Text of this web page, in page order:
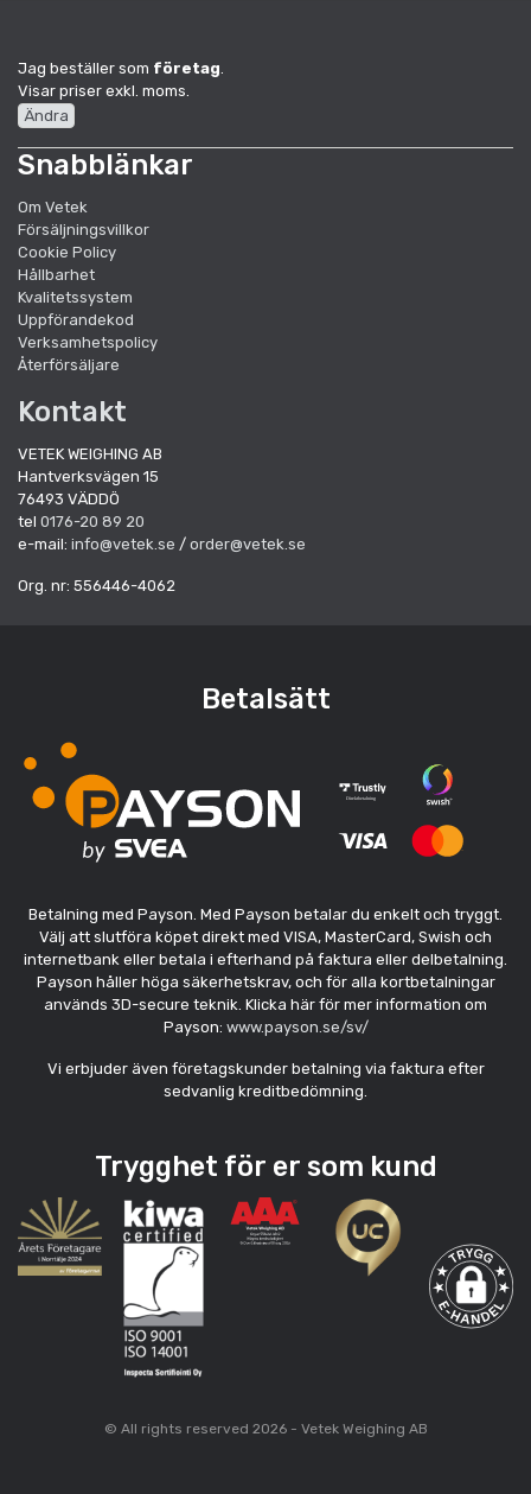
Jag beställer som företag.
Visar priser exkl. moms.
Ändra
Snabblänkar
Om Vetek
Försäljningsvillkor
Cookie Policy
Hållbarhet
Kvalitetssystem
Uppförandekod
Verksamhetspolicy
Återförsäljare
Kontakt
VETEK WEIGHING AB
Hantverksvägen 15
76493 VÄDDÖ
tel 0176-20 89 20
e-mail: info@vetek.se / order@vetek.se
Org. nr: 556446-4062
Betalsätt
Betalning med Payson. Med Payson betalar du enkelt och tryggt.
Välj att slutföra köpet direkt med VISA, MasterCard, Swish och
internetbank eller betala i efterhand på faktura eller delbetalning.
Payson håller höga säkerhetskrav, och för alla kortbetalningar
används 3D-secure teknik. Klicka här för mer information om
Payson: www.payson.se/sv/
Vi erbjuder även företagskunder betalning via faktura efter
sedvanlig kreditbedömning.
Trygghet för er som kund
© All rights reserved 2026 - Vetek Weighing AB